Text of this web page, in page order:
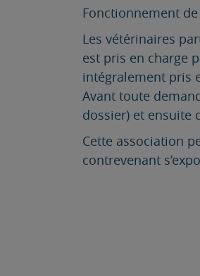
Fonctionnement
Les vétérinaires
est pris en charge
intégralement pris
Avant toute
dossier) et ensuite
Cette association
contrevenant